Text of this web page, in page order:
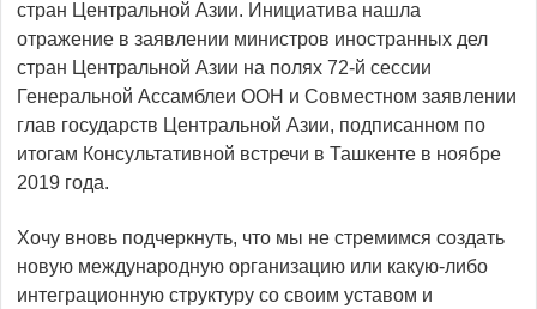
стран Центральной Азии. Инициа­тива нашла
отражение в заявлении министров иностранных дел
стран Центральной Азии на полях 72-й сессии
Генеральной Ассамблеи ООН и Совместном заявлении
глав государств Цент­ральной Азии, подписанном по
итогам Консультативной встречи в Ташкенте в ноябре
2019 года.
Хочу вновь подчеркнуть, что мы не стремимся создать
новую международную организацию или какую-либо
интеграционную структуру со своим уставом и